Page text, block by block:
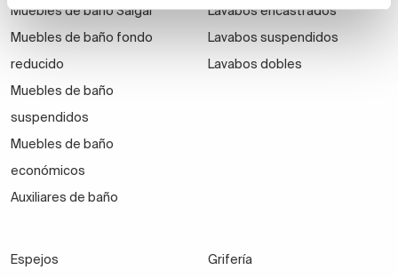
Muebles de baño Salgar
Muebles de baño fondo
reducido
Muebles de baño
suspendidos
Muebles de baño
económicos
Auxiliares de baño
Lavabos encastrados
Lavabos suspendidos
Lavabos dobles
Espejos
Grifería